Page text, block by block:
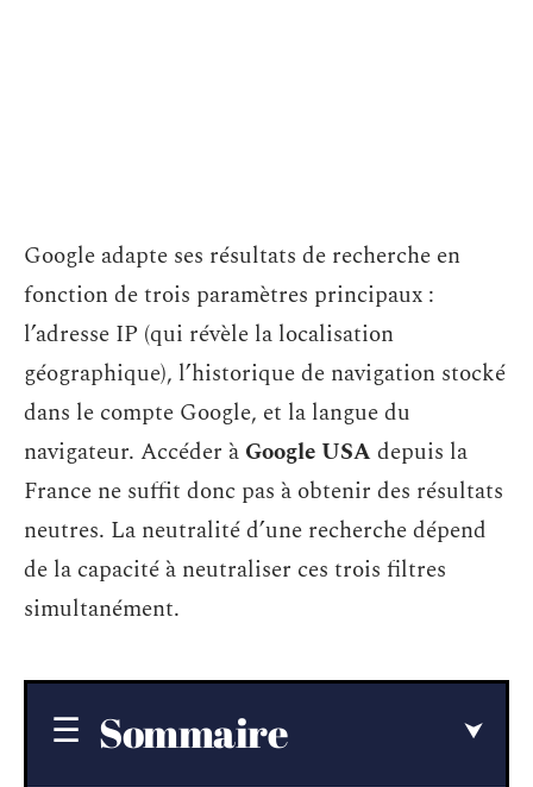
Google adapte ses résultats de recherche en
fonction de trois paramètres principaux :
l’adresse IP (qui révèle la localisation
géographique), l’historique de navigation stocké
dans le compte Google, et la langue du
navigateur. Accéder à Google USAdepuis la
France ne suffit donc pas à obtenir des résultats
neutres. La neutralité d’une recherche dépend
de la capacité à neutraliser ces trois filtres
simultanément.
Sommaire